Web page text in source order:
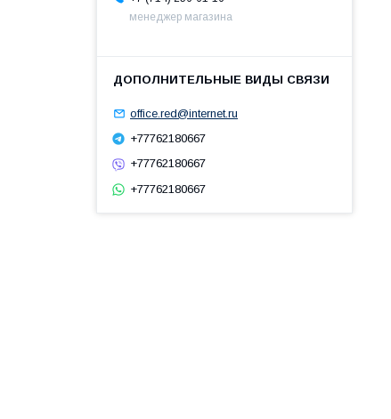
менеджер магазина
office.red@internet.ru
+77762180667
+77762180667
+77762180667